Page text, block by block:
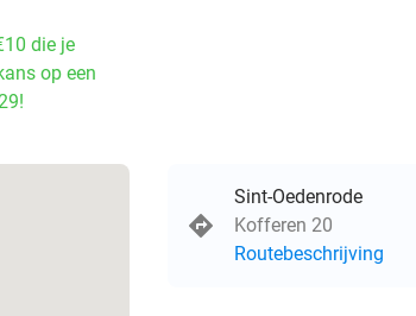
die je
op een
Sint-Oedenrode
Kofferen 20
Routebeschrijving